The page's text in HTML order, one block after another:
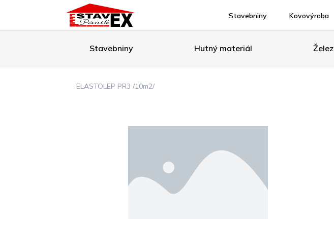
Stavebniny Kovovýroba
Stavebniny Hutný materiál
ELASTOLEP PR3 /10m2/